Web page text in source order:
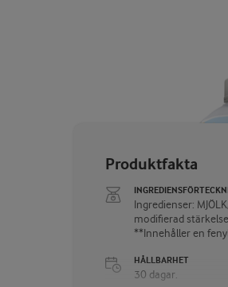
Produktfakta
Ingredienser:
modifierad
**Innehåller en
HÅLLBARHET
30 dagar.